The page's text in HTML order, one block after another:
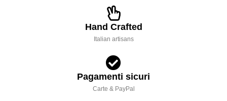
Hand Crafted
Italian artisans
Pagamenti sicuri
Carte & PayPal